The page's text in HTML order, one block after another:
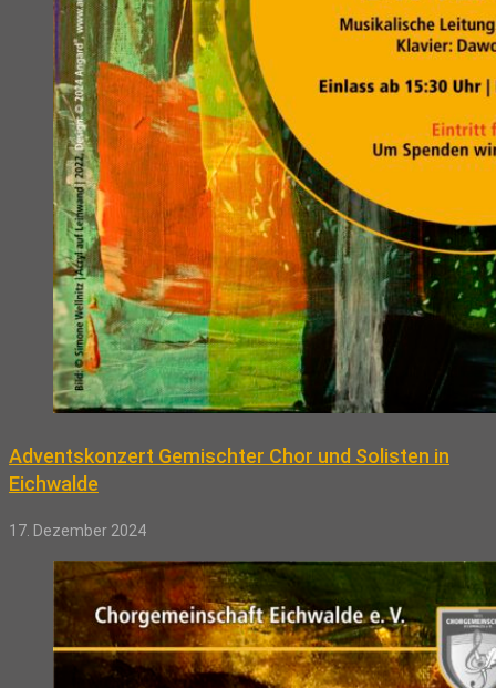
Adventskonzert Gemischter Chor und Solisten in
Eichwalde
17. Dezember 2024